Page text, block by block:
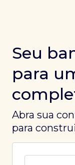
Seu
para
Abra sua
para